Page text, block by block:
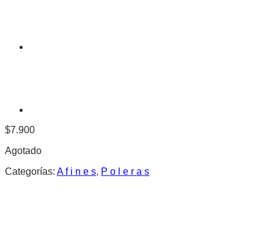
$7.900
Agotado
Categorías: A f i n e s, P o l e r a s